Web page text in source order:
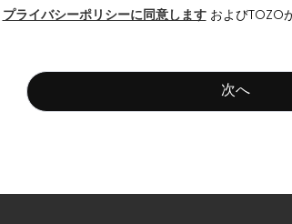
プライバシーポリシーに同意しますおよびTOZO
次へ